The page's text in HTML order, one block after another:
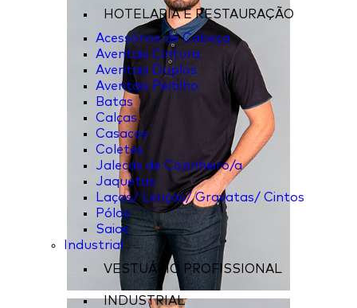
HOTELARIA E RESTAURAÇÃO
Acessórios de Cabeça
Aventais Cintura
Aventais Duplos
Aventais Peitilho
Batas
Calças
Casacos
Coletes
Jalecas de Cozinheiro/a
Jaquetas
Laços/ Lenços/ Gravatas/ Cintos
Pólos
Saias
Industrial
VESTUÁRIO PROFISSIONAL
INDUSTRIAL